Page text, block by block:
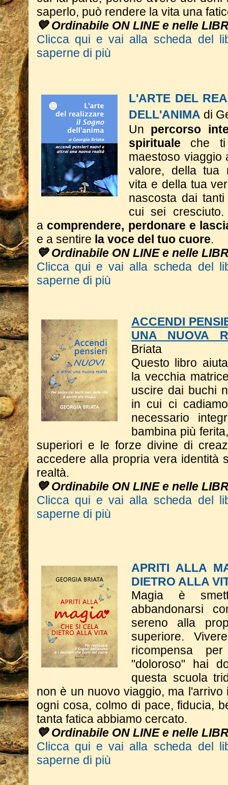
saperlo, può rendere la vita una
💙 Ordinabile ON LINE e nelle
Clicca qui e vai alla scheda del
saperne di più
L'ARTE DEL
DELL'ANIMA di
Un percorso
spirituale che ti
maestoso viaggio
valore, della tua
vita e della tua
nascosta dai
cui sei
a comprendere, perdonare e
e a sentire la voce del tuo cuore.
💙 Ordinabile ON LINE e nelle
Clicca qui e vai alla scheda del
saperne di più
ACCENDI
UNA NUOVA
Briata
Questo libro a
la vecchia
uscire dai buchi
in cui ci
necessario
bambina più
superiori e le forze divine di
accedere alla propria vera identità
realtà.
💙 Ordinabile ON LINE e nelle
Clicca qui e vai alla scheda del
saperne di più
APRITI ALLA
DIETRO ALLA
Magia è
abbandonarsi
sereno alla
superiore.
ricompensa
"doloroso" hai
questa scuola
non è un nuovo viaggio, ma
ogni cosa, colmo di pace, fiducia,
tanta fatica abbiamo cercato.
💙 Ordinabile ON LINE e nelle
Clicca qui e vai alla scheda del
saperne di più